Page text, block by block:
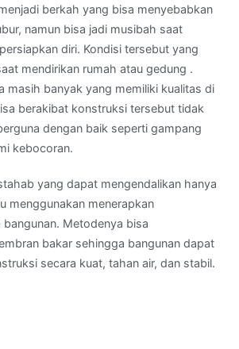
berkah yang bisa menyebabkan
namun bisa jadi musibah saat
diri. Kondisi tersebut yang
mendirikan rumah atau gedung .
masih banyak yang memiliki kualitas di
berakibat konstruksi tersebut tidak
dengan baik seperti gampang
kebocoran.
yang dapat mengendalikan hanya
menggunakan menerapkan
Metodenya bisa
bakar sehingga bangunan dapat
secara kuat, tahan air, dan stabil.